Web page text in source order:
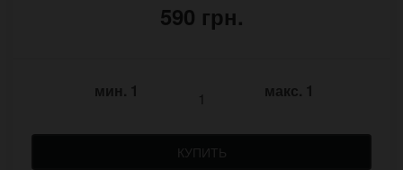
590 грн.
мин. 1 макс. 1
КУПИТЬ